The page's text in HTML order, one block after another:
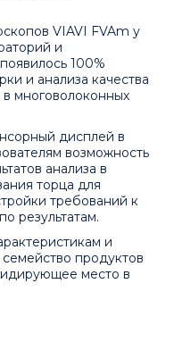
VIAVI FVAm у
и
100%
и анализа качества
многоволоконных
дисплей в
возможность
анализа в
торца для
требований к
результатам.
и
продуктов
место в